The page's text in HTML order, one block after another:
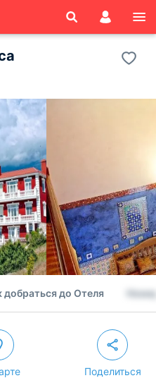
добраться до Отеля
Поделиться